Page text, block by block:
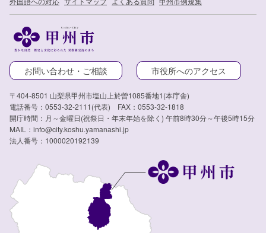
お問い合わせ・ご相談 市役所へのアクセス
〒404-8501 山梨県甲州市塩山上於曽1085番地1(本庁舎)
電話番号：0553-32-2111(代表) FAX：0553-32-1818
開庁時間：月～金曜日(祝祭日・年末年始を除く) 午前8時30分～午後5時15分
MAIL：info@city.koshu.yamanashi.jp
法人番号：1000020192139